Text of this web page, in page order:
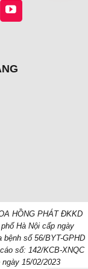
HỒNG PHÁT ĐKKD
Hà Nội cấp ngày
số 56/BYT-GPHD
số: 142/KCB-XNQC
15/02/2023